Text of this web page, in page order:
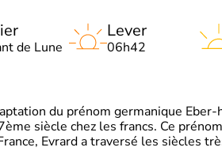
de Lune
Lever
06h42
du prénom germanique
siècle chez les francs. Ce
Evrard a traversé les siècles